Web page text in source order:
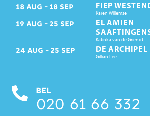
18 AUG 18 SEP FIEP
Karen Willemse
19 AUG 25 SEP
EL AMIEN
Katinka van de Griendt
24 AUG 25 SEP DE ARCHIPEL
Gillian Lee
BEL
020 61 66 332